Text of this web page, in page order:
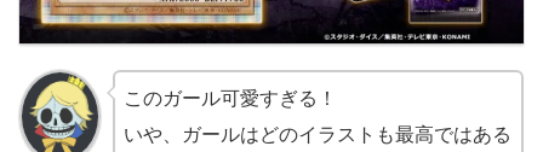
このガール可愛すぎる！
いや、ガールはどのイラストも最高ではある